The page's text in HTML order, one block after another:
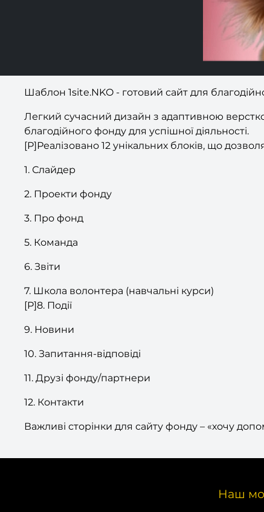
Шаблон 1site.NKO - готовий сайт для
Легкий сучасний дизайн з адаптивною
благодійного фонду для успішної діяльності.
[P]Реалізовано 12 унікальних блоків, що
1. Слайдер
2. Проекти фонду
3. Про фонд
5. Команда
6. Звіти
7. Школа волонтера (навчальні курси)
[P]8. Події
9. Новини
10. Запитання-відповіді
11. Друзі фонду/партнери
12. Контакти
Важливі сторінки для сайту фонду – «хочу
Наш